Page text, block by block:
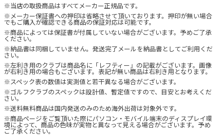
※当店の取扱商品はすべてメーカー正規品です。
※メーカー保証書への押印は省略させて頂いております。押印が無い場合
でもご購入が確認できる商品の保証対応は可能です。
※商品によっては保証書が付属していない場合がございます。予めご了承
ください。
※納品書は同梱していません。発送完了メールを納品書としてご利用くだ
さい。
※左利き用のクラブは商品名に「レフティー」の記載がございます。画像
が右利き用の場合もございます。表記が無い商品は右利き用となります。
※スペック表の数値は実測値と若干異なる場合がございます。
※ゴルフクラブのスペックは設計値、暫定値ですので、目安とお考えくだ
さい。
※送料無料商品は国内発送のみのため海外出荷は対象外です。
※商品ページをご覧頂いた際にパソコン・モバイル端末のディスプレイ環
境によって、商品の色味が実物と異なって見える場合がございます。予め
ご了承ください。